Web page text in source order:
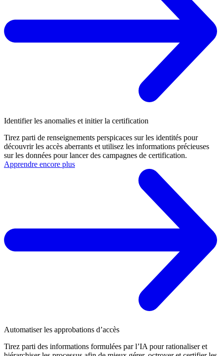
Identifier les anomalies et initier la certification
Tirez parti de renseignements perspicaces sur les identités pour
découvrir les accès aberrants et utilisez les informations précieuses
sur les données pour lancer des campagnes de certification.
Apprendre encore plus
Automatiser les approbations d’accès
Tirez parti des informations formulées par l’IA pour rationaliser et